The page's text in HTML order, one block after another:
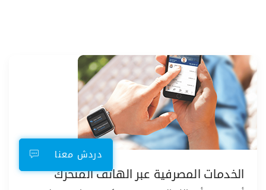
الخدمات المصرفية عبر الهاتف المتحرك
دردش معنا